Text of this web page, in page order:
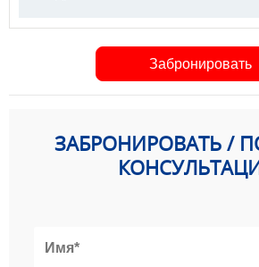
Забронировать
ЗАБРОНИРОВАТЬ /